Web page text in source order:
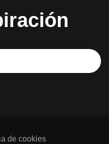
de cookies